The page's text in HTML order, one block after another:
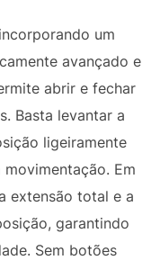
um
avançado e
abrir e fechar
Basta levantar a
ligeiramente
Em
extensão total e a
garantindo
Sem botões